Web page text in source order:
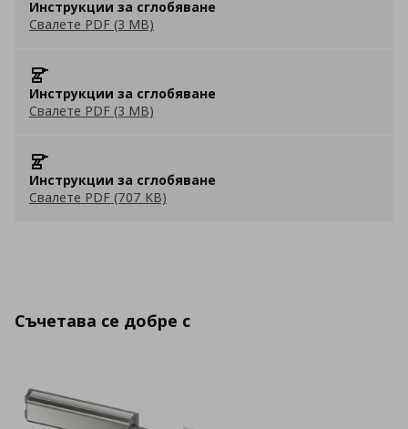
Инструкции за сглобяване
Свалете PDF (3 MB)
Инструкции за сглобяване
Свалете PDF (3 MB)
Инструкции за сглобяване
Свалете PDF (707 KB)
Съчетава се добре с